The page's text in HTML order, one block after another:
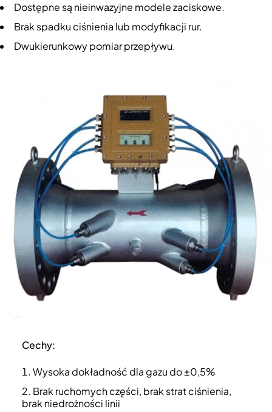
Dostępne są nieinwazyjne modele zaciskowe.
Brak spadku ciśnienia lub modyfikacji rur.
Dwukierunkowy pomiar przepływu.
Cechy:
Wysoka dokładność dla gazu do ±0,5%
Brak ruchomych części, brak strat ciśnienia,
brak niedrożności linii